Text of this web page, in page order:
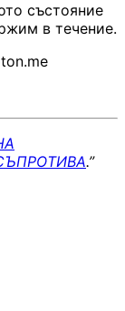
състояние
в течение.
.”